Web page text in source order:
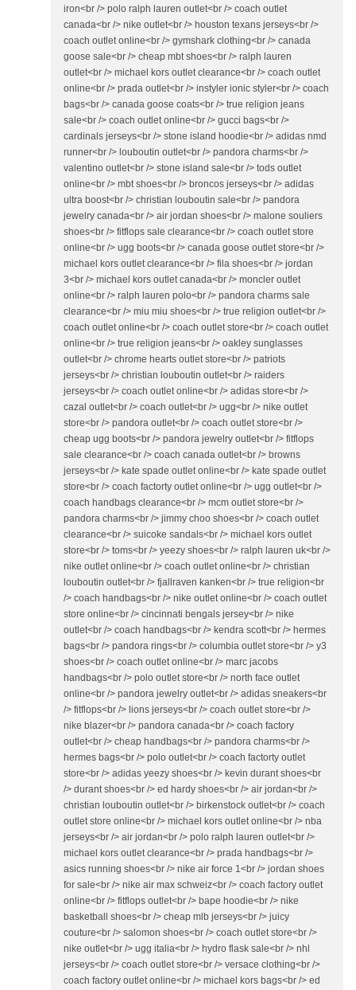
iron<br /> polo ralph lauren outlet<br /> coach outlet
canada<br /> nike outlet<br /> houston texans jerseys<br />
coach outlet online<br /> gymshark clothing<br /> canada
goose sale<br /> cheap mbt shoes<br /> ralph lauren
outlet<br /> michael kors outlet clearance<br /> coach outlet
online<br /> prada outlet<br /> instyler ionic styler<br /> coach
bags<br /> canada goose coats<br /> true religion jeans
sale<br /> coach outlet online<br /> gucci bags<br />
cardinals jerseys<br /> stone island hoodie<br /> adidas nmd
runner<br /> louboutin outlet<br /> pandora charms<br />
valentino outlet<br /> stone island sale<br /> tods outlet
online<br /> mbt shoes<br /> broncos jerseys<br /> adidas
ultra boost<br /> christian louboutin sale<br /> pandora
jewelry canada<br /> air jordan shoes<br /> malone souliers
shoes<br /> fitflops sale clearance<br /> coach outlet store
online<br /> ugg boots<br /> canada goose outlet store<br />
michael kors outlet clearance<br /> fila shoes<br /> jordan
3<br /> michael kors outlet canada<br /> moncler outlet
online<br /> ralph lauren polo<br /> pandora charms sale
clearance<br /> miu miu shoes<br /> true religion outlet<br />
coach outlet online<br /> coach outlet store<br /> coach outlet
online<br /> true religion jeans<br /> oakley sunglasses
outlet<br /> chrome hearts outlet store<br /> patriots
jerseys<br /> christian louboutin outlet<br /> raiders
jerseys<br /> coach outlet online<br /> adidas store<br />
cazal outlet<br /> coach outlet<br /> ugg<br /> nike outlet
store<br /> pandora outlet<br /> coach outlet store<br />
cheap ugg boots<br /> pandora jewelry outlet<br /> fitflops
sale clearance<br /> coach canada outlet<br /> browns
jerseys<br /> kate spade outlet online<br /> kate spade outlet
store<br /> coach factorty outlet online<br /> ugg outlet<br />
coach handbags clearance<br /> mcm outlet store<br />
pandora charms<br /> jimmy choo shoes<br /> coach outlet
clearance<br /> suicoke sandals<br /> michael kors outlet
store<br /> toms<br /> yeezy shoes<br /> ralph lauren uk<br />
nike outlet online<br /> coach outlet online<br /> christian
louboutin outlet<br /> fjallraven kanken<br /> true religion<br
/> coach handbags<br /> nike outlet online<br /> coach outlet
store online<br /> cincinnati bengals jersey<br /> nike
outlet<br /> coach handbags<br /> kendra scott<br /> hermes
bags<br /> pandora rings<br /> columbia outlet store<br /> y3
shoes<br /> coach outlet online<br /> marc jacobs
handbags<br /> polo outlet store<br /> north face outlet
online<br /> pandora jewelry outlet<br /> adidas sneakers<br
/> fitflops<br /> lions jerseys<br /> coach outlet store<br />
nike blazer<br /> pandora canada<br /> coach factory
outlet<br /> cheap handbags<br /> pandora charms<br />
hermes bags<br /> polo outlet<br /> coach factorty outlet
store<br /> adidas yeezy shoes<br /> kevin durant shoes<br
/> durant shoes<br /> ed hardy shoes<br /> air jordan<br />
christian louboutin outlet<br /> birkenstock outlet<br /> coach
outlet store online<br /> michael kors outlet online<br /> nba
jerseys<br /> air jordan<br /> polo ralph lauren outlet<br />
michael kors outlet clearance<br /> prada handbags<br />
asics running shoes<br /> nike air force 1<br /> jordan shoes
for sale<br /> nike air max schweiz<br /> coach factory outlet
online<br /> fitflops outlet<br /> bape hoodie<br /> nike
basketball shoes<br /> cheap mlb jerseys<br /> juicy
couture<br /> salomon shoes<br /> coach outlet store<br />
nike outlet<br /> ugg italia<br /> hydro flask sale<br /> nhl
jerseys<br /> coach outlet store<br /> versace clothing<br />
coach factory outlet online<br /> michael kors bags<br /> ed